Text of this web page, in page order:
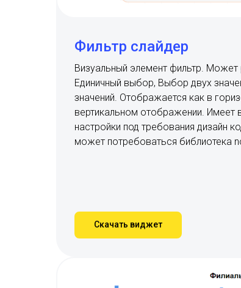
Фильтр слайдер
Визуальный элемент фильтр.
Единичный выбор, Выбор двух
значений. Отображается как в
вертикальном отображении. Имеет
настройки под требования дизайн
может потребоваться библиотека
Скачать виджет